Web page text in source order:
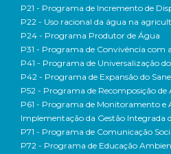
P21 - Programa de Incremento de
P22 - Uso racional da água na
P24 - Programa Produtor de Água
P31 - Programa de Convivência com
P41 - Programa de Universalização
P42 - Programa de Expansão do
P52 - Programa de Recomposição de
P61 - Programa de Monitoramento
Implementação da Gestão Integrada
P71 - Programa de Comunicação
P72 - Programa de Educação